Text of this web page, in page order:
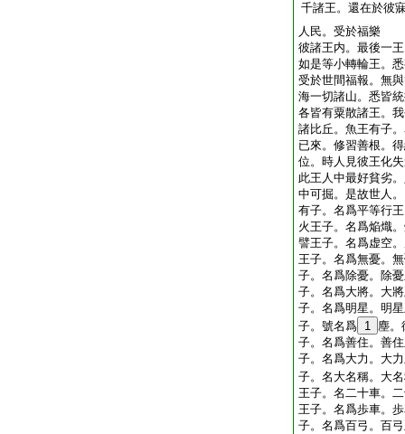
千諸王。還在於彼
人民。受於福樂
彼諸王内。最後一
如是等小轉輪王。
受於世間福報。無
海一切諸山。悉皆
各皆有粟散諸王。
諸比丘。魚王有子
已來。修習善根。
位。時人見彼王化
此王人中最好貧劣
中可掘。是故世人
有子。名爲平等行
火王子。名爲焔熾
譬王子。名爲虚空
王子。名爲無憂。
子。名爲除憂。除
子。名爲大將。大
子。名爲明星。明
子。號名爲 1 塵。
子。名爲善住。善
子。名爲大力。大
子。名大名稱。大
王子。名二十車。
王子。名爲歩車。
子。名爲百弓。百